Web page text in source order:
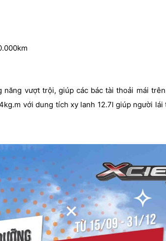
năng vượt trội, giúp các bác tài thoải mái
với dung tích xy lanh 12.7l giúp người